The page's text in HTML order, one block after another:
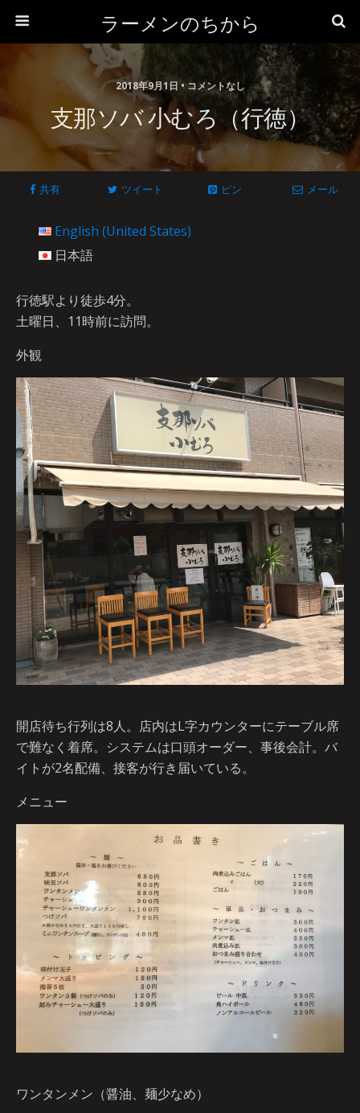
ラーメンのちから
2018年9月1日 • コメントなし
支那ソバ 小むろ（行徳）
共有 ツイート ピン メール
English (United States)
日本語
行徳駅より徒歩4分。
土曜日、11時前に訪問。
外観
開店待ち行列は8人。店内はL字カウンターにテーブル席
で難なく着席。システムは口頭オーダー、事後会計。バ
イトが2名配備、接客が行き届いている。
メニュー
ワンタンメン（醤油、麺少なめ）